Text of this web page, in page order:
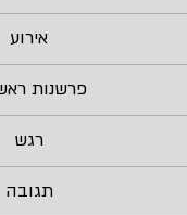
אירוע
פרשנות
רגש
תגובה